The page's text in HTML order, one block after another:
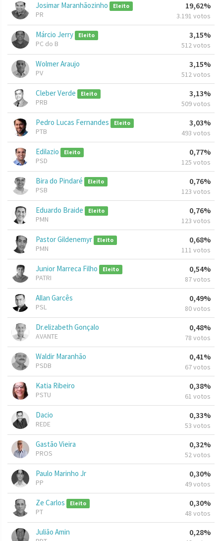
Josimar Maranhãozinho Eleito
PR
19,62%
3.191 votos
Márcio Jerry Eleito
PC do B
3,15%
512 votos
Wolmer Araujo
PV
3,15%
512 votos
Cleber Verde Eleito
PRB
3,13%
509 votos
Pedro Lucas Fernandes Eleito
PTB
3,03%
493 votos
Edilazio Eleito
PSD
0,77%
125 votos
Bira do Pindaré Eleito
PSB
0,76%
123 votos
Eduardo Braide Eleito
PMN
0,76%
123 votos
Pastor Gildenemyr Eleito
PMN
0,68%
111 votos
Junior Marreca Filho Eleito
PATRI
0,54%
87 votos
Allan Garcês
PSL
0,49%
80 votos
Dr.elizabeth Gonçalo
AVANTE
0,48%
78 votos
Waldir Maranhão
PSDB
0,41%
67 votos
Katia Ribeiro
PSTU
0,38%
61 votos
Dacio
REDE
0,33%
53 votos
Gastão Vieira
PROS
0,32%
52 votos
Paulo Marinho Jr
PP
0,30%
49 votos
Ze Carlos Eleito
PT
0,30%
48 votos
Julião Amin 0,28%